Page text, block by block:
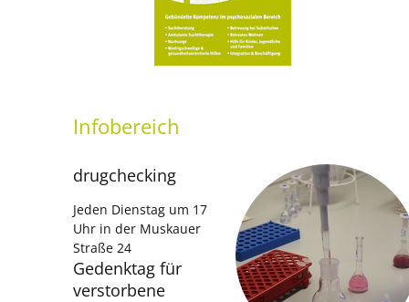
Infobereich
drugchecking
Jeden Dienstag um 17
Uhr in der Muskauer
Straße 24
Gedenktag für
verstorbene